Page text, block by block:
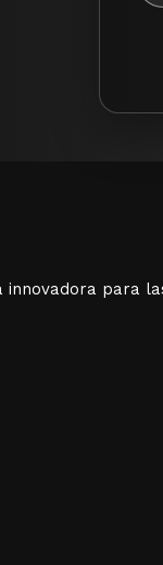
innovadora para